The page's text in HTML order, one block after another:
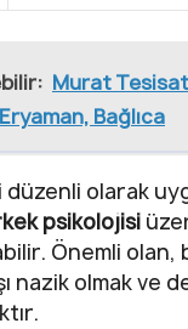
Murat
Bağlıca
olarak
psikolojisi
Önemli olan,
nazik olmak ve